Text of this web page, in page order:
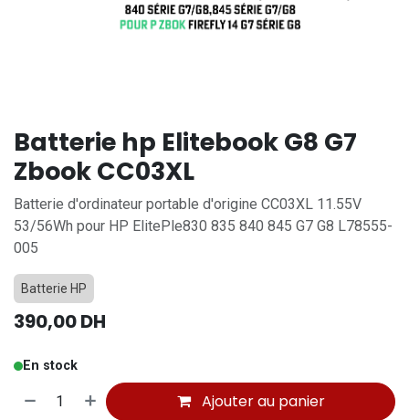
Batterie hp Elitebook G8 G7
Zbook CC03XL
Batterie d'ordinateur portable d'origine CC03XL 11.55V
53/56Wh pour HP ElitePle830 835 840 845 G7 G8 L78555-
005
Batterie HP
390,00DH
En stock
Ajouter au panier